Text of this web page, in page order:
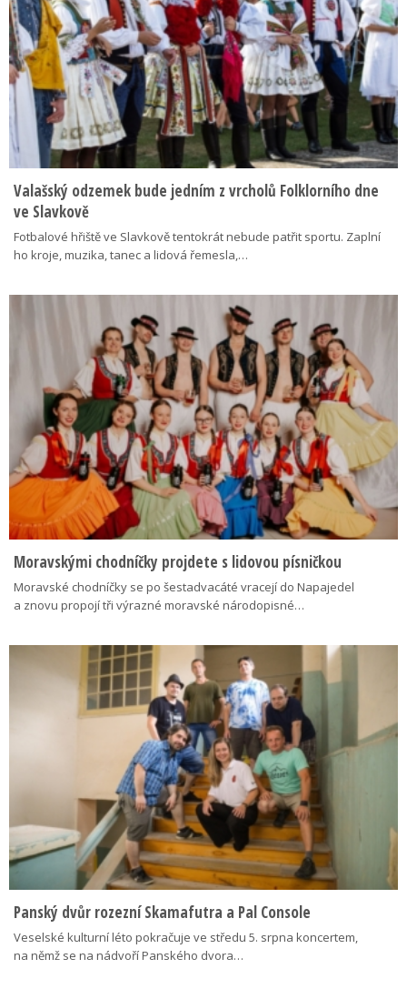
Valašský odzemek bude jedním z vrcholů Folklorního dne
ve Slavkově
Fotbalové hřiště ve Slavkově tentokrát nebude patřit sportu. Zaplní
ho kroje, muzika, tanec a lidová řemesla,…
Moravskými chodníčky projdete s lidovou písničkou
Moravské chodníčky se po šestadvacáté vracejí do Napajedel
a znovu propojí tři výrazné moravské národopisné…
Panský dvůr rozezní Skamafutra a Pal Console
Veselské kulturní léto pokračuje ve středu 5. srpna koncertem,
na němž se na nádvoří Panského dvora…